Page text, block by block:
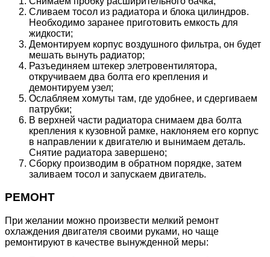
Сливаем тосол из радиатора и блока цилиндров.
Необходимо заранее приготовить емкость для
жидкости;
Демонтируем корпус воздушного фильтра, он будет
мешать вынуть радиатор;
Разъединяем штекер элетровентилятора,
откручиваем два болта его крепления и
демонтируем узел;
Ослабляем хомуты там, где удобнее, и сдергиваем
патрубки;
В верхней части радиатора снимаем два болта
крепления к кузовной рамке, наклоняем его корпус
в направлении к двигателю и вынимаем деталь.
Снятие радиатора завершено;
Сборку производим в обратном порядке, затем
заливаем тосол и запускаем двигатель.
РЕМОНТ
При желании можно произвести мелкий ремонт
охлаждения двигателя своими руками, но чаще
ремонтируют в качестве вынужденной меры: